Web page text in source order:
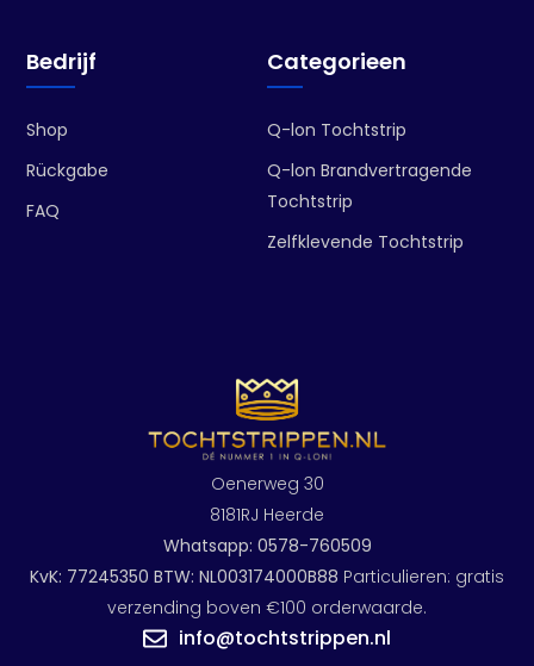
Oenerweg 30
8181RJ Heerde
Whatsapp: 0578-760509
KvK: 77245350 BTW: NL003174000B88 Particulieren: gratis
verzending boven €100 orderwaarde.
info@tochtstrippen.nl
Categorieen
Q-lon Tochtstrip
Q-lon Brandvertragende
Tochtstrip
Zelfklevende Tochtstrip
Bedrijf
Shop
Rückgabe
FAQ